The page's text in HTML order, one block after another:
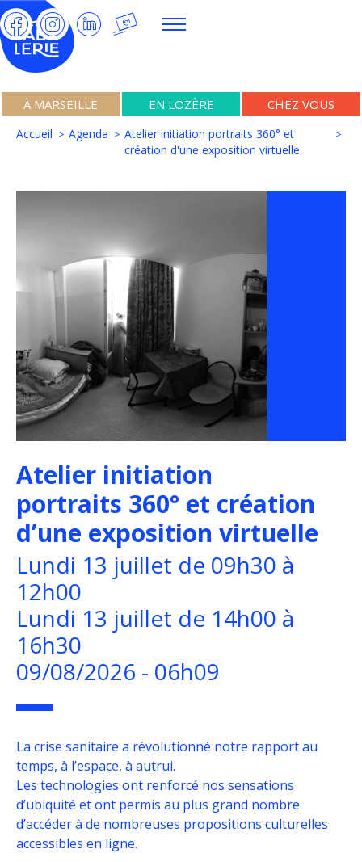
À MARSEILLE EN LOZÈRE CHEZ VOUS
Accueil Agenda
Atelier initiation portraits 360° et
création d'une exposition virtuelle
Atelier initiation
portraits 360° et création
d’une exposition virtuelle
Lundi 13 juillet de 09h30 à
12h00
Lundi 13 juillet de 14h00 à
16h30
09/08/2026 - 06h09
La crise sanitaire a révolutionné notre rapport au
temps, à l’espace, à autrui.
Les technologies ont renforcé nos sensations
d’ubiquité et ont permis au plus grand nombre
d’accéder à de nombreuses propositions culturelles
accessibles en ligne.